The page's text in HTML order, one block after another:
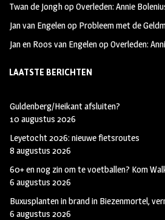
Twan de JonghopOverleden: Annie
Jan van Engelenop Probleem met de
Jan en Roos van EngelenopOverleden:
LAATSTE BERICHTEN
Guldenberg/Heikant afsluiten?
10 augustus 2026
Leyetocht 2026: nieuwe fietsroutes
8 augustus 2026
60+ en nog zin om te voetballen? Kom
6 augustus 2026
Buxusplanten in brand in Biezenmortel,
6 augustus 2026